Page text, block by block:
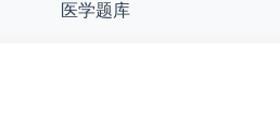
医学题库